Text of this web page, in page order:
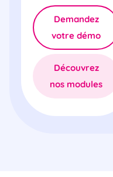
Demandez
votre démo
Découvrez
nos modules